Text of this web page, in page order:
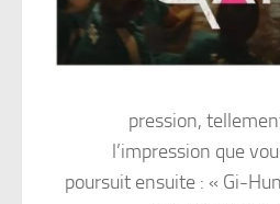
pression,
l’impression que
poursuit ensuite : « Gi-